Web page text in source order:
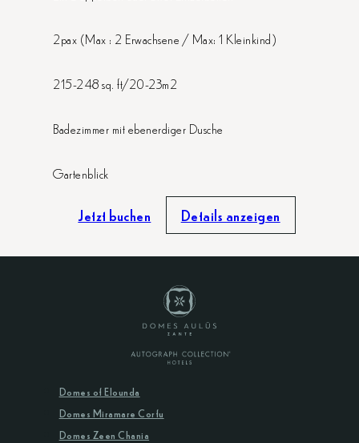
2pax (Max : 2 Erwachsene / Max: 1 Kleinkind)
215-248 sq. ft/20-23m2
Badezimmer mit ebenerdiger Dusche
Gartenblick
Jetzt buchen Details anzeigen
Domes of Elounda
Domes Miramare Corfu
Domes Zeen Chania